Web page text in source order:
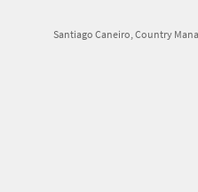
Santiago Caneiro, Country